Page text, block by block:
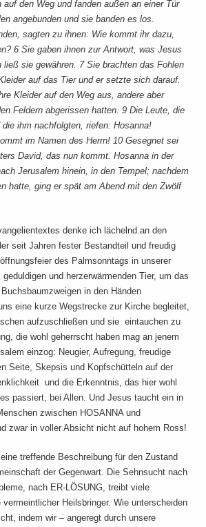
den Weg und fanden außen an einer Tür
angebunden und sie banden es los.
sagten zu ihnen: Wie kommt ihr dazu,
6 Sie gaben ihnen zur Antwort, was Jesus
ließ sie gewähren. 7 Sie brachten das Fohlen
auf das Tier und er setzte sich darauf.
Kleider auf den Weg aus, andere aber
Feldern abgerissen hatten. 9 Die Leute, die
ihm nachfolgten, riefen: Hosanna!
im Namen des Herrn! 10 Gesegnet sei
David, das nun kommt. Hosanna in der
Jerusalem hinein, in den Tempel; nachdem
hatte, ging er spät am Abend mit den Zwölf
denke ich lächelnd an den
seit Jahren fester Bestandteil und freudig
des Palmsonntags in unserer
und herzerwärmenden Tier, um das
in den Händen
eine kurze Wegstrecke zur Kirche begleitet,
aufzuschließen und sie eintauchen zu
die wohl geherrscht haben mag an jenem
einzog: Neugier, Aufregung, freudige
Seite, Skepsis und Kopfschütteln auf der
und die Erkenntnis, das hier wohl
passiert, bei Allen. Und Jesus taucht ein in
zwischen HOSANNA und
zwar in voller Absicht nicht auf hohem Ross!
treffende Beschreibung für den Zustand
der Gegenwart. Die Sehnsucht nach
nach ER-LÖSUNG, treibt viele
vermeintlicher Heilsbringer. Wie unterscheiden
indem wir – angeregt durch unsere